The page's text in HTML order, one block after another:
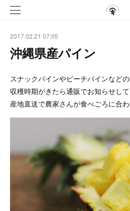
2017.02.21 07:05
沖縄県産パイン
スナックパインやピーチパインなど
収穫時期がきたら通販でお知らせして
産地直送で農家さんが食べごろに合